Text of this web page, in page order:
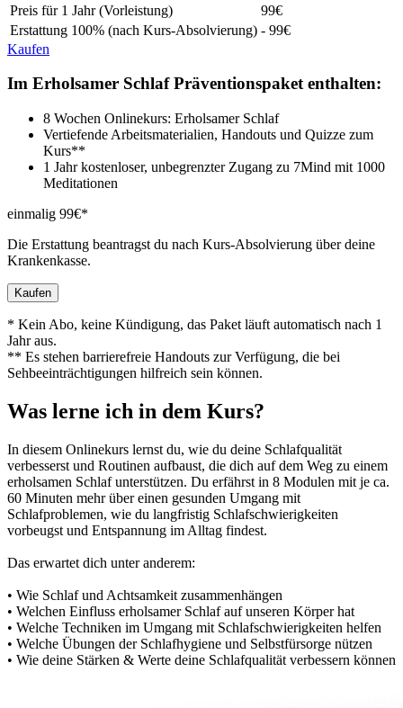
Preis für 1 Jahr (Vorleistung)
99€
Erstattung 100% (nach Kurs-Absolvierung) - 99€
Kaufen
Im Erholsamer Schlaf Präventionspaket enthalten:
8 Wochen Onlinekurs: Erholsamer Schlaf
Vertiefende Arbeitsmaterialien, Handouts und Quizze zum
Kurs**
1 Jahr kostenloser, unbegrenzter Zugang zu 7Mind mit 1000
Meditationen
einmalig 99€*
Die Erstattung beantragst du nach Kurs-Absolvierung über deine
Krankenkasse.
Kaufen
* Kein Abo, keine Kündigung, das Paket läuft automatisch nach 1
Jahr aus.
** Es stehen barrierefreie Handouts zur Verfügung, die bei
Sehbeeinträchtigungen hilfreich sein können.
Was lerne ich in dem Kurs?
In diesem Onlinekurs lernst du, wie du deine Schlafqualität
verbesserst und Routinen aufbaust, die dich auf dem Weg zu einem
erholsamen Schlaf unterstützen. Du erfährst in 8 Modulen mit je ca.
60 Minuten mehr über einen gesunden Umgang mit
Schlafproblemen, wie du langfristig Schlafschwierigkeiten
vorbeugst und Entspannung im Alltag findest.
Das erwartet dich unter anderem:
• Wie Schlaf und Achtsamkeit zusammenhängen
• Welchen Einfluss erholsamer Schlaf auf unseren Körper hat
• Welche Techniken im Umgang mit Schlafschwierigkeiten helfen
• Welche Übungen der Schlafhygiene und Selbstfürsorge nützen
• Wie deine Stärken & Werte deine Schlafqualität verbessern können